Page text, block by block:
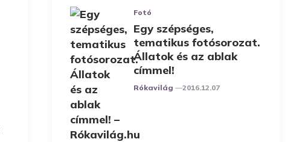
Fotó
Egy szépséges,
tematikus fotósorozat.
Állatok és az ablak
címmel!
Posted
Rókavilág 2016.12.07